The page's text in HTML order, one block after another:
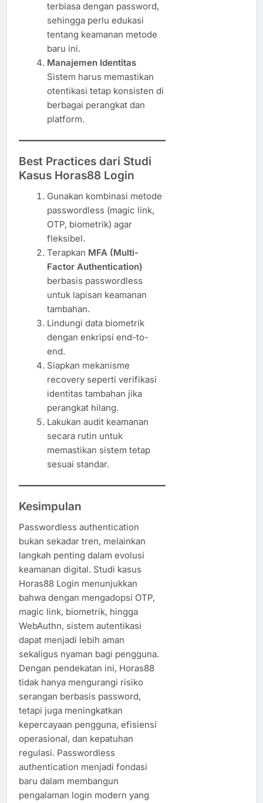
terbiasa dengan password,
sehingga perlu edukasi
tentang keamanan metode
baru ini.
Manajemen Identitas
Sistem harus memastikan
otentikasi tetap konsisten di
berbagai perangkat dan
platform.
Best Practices dari Studi
Kasus Horas88 Login
Gunakan kombinasi metode
passwordless (magic link,
OTP, biometrik) agar
fleksibel.
Terapkan MFA (Multi-
Factor Authentication)
berbasis passwordless
untuk lapisan keamanan
tambahan.
Lindungi data biometrik
dengan enkripsi end-to-
end.
Siapkan mekanisme
recovery seperti verifikasi
identitas tambahan jika
perangkat hilang.
Lakukan audit keamanan
secara rutin untuk
memastikan sistem tetap
sesuai standar.
Kesimpulan
Passwordless authentication
bukan sekadar tren, melainkan
langkah penting dalam evolusi
keamanan digital. Studi kasus
Horas88 Login menunjukkan
bahwa dengan mengadopsi OTP,
magic link, biometrik, hingga
WebAuthn, sistem autentikasi
dapat menjadi lebih aman
sekaligus nyaman bagi pengguna.
Dengan pendekatan ini, Horas88
tidak hanya mengurangi risiko
serangan berbasis password,
tetapi juga meningkatkan
kepercayaan pengguna, efisiensi
operasional, dan kepatuhan
regulasi. Passwordless
authentication menjadi fondasi
baru dalam membangun
pengalaman login modern yang